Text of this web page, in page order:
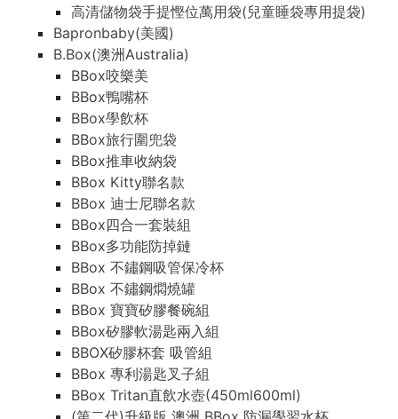
高清儲物袋手提慳位萬用袋(兒童睡袋專用提袋)
Bapronbaby(美國)
B.Box(澳洲Australia)
BBox咬樂美
BBox鴨嘴杯
BBox學飲杯
BBox旅行圍兜袋
BBox推車收納袋
BBox Kitty聯名款
BBox 迪士尼聯名款
BBox四合一套裝組
BBox多功能防掉鏈
BBox 不鏽鋼吸管保冷杯
BBox 不鏽鋼燜燒罐
BBox 寶寶矽膠餐碗組
BBox矽膠軟湯匙兩入組
BBOX矽膠杯套 吸管組
BBox 專利湯匙叉子組
BBox Tritan直飲水壺(450ml600ml)